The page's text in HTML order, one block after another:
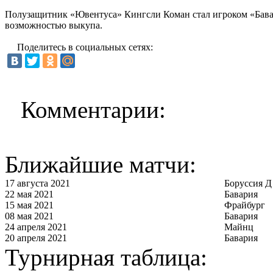
Полузащитник «Ювентуса» Кингсли Коман стал игроком
возможностью выкупа.
Поделитесь в социальных сетях:
Комментарии:
Ближайшие матчи:
17 августа 2021
Боруссия Д
22 мая 2021
Бавария
15 мая 2021
Фрайбург
08 мая 2021
Бавария
24 апреля 2021
Майнц
20 апреля 2021
Бавария
Турнирная таблица: